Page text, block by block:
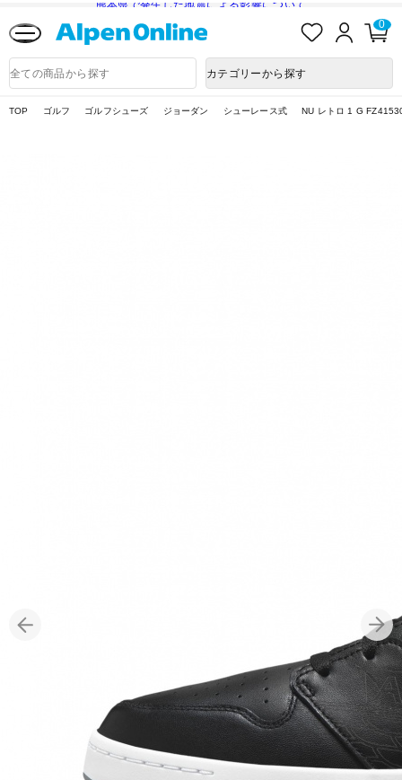
熊本県で発生した地震による影響について
入
ロ
ン
0
品
検
カテゴリーから探す
TOP ゴルフ ゴルフシューズ ジョーダン シューレース式 NU レトロ 1 G